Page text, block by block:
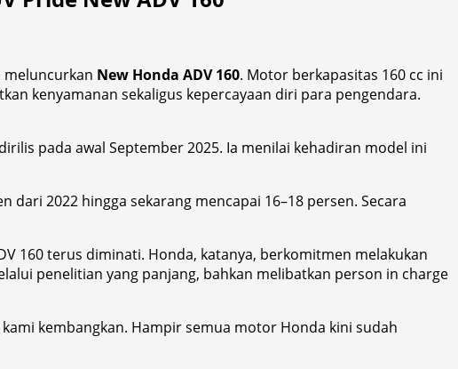
meluncurkan New Honda ADV 160. Motor berkapasitas 160 cc ini
kenyamanan sekaligus kepercayaan diri para pengendara.
pada awal September 2025. Ia menilai kehadiran model ini
2022 hingga sekarang mencapai 16–18 persen. Secara
160 terus diminati. Honda, katanya, berkomitmen melakukan
penelitian yang panjang, bahkan melibatkan person in charge
kembangkan. Hampir semua motor Honda kini sudah